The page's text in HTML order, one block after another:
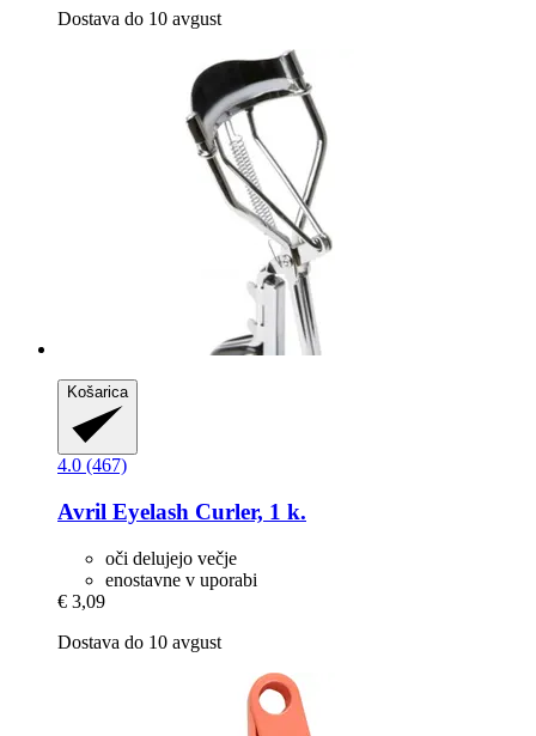
Dostava do 10 avgust
Košarica
4.0 (467)
Avril Eyelash Curler, 1 k.
oči delujejo večje
enostavne v uporabi
€ 3,09
Dostava do 10 avgust